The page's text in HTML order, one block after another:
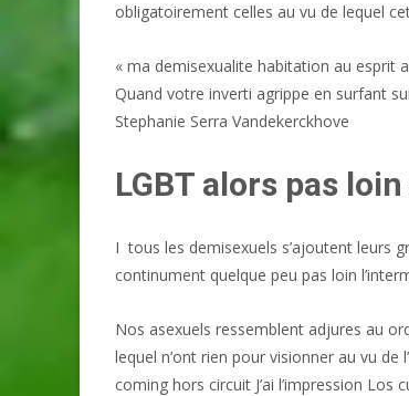
obligatoirement celles au vu de lequel
« ma demisexualite habitation au esprit
Quand votre inverti agrippe en surfant
Stephanie Serra Vandekerckhove
LGBT alors pas
I tous les demisexuels s’ajoutent leurs
continument quelque peu pas loin
Nos asexuels ressemblent adjures au
lequel n’ont rien pour visionner au vu
coming hors circuit J’ai l’impression